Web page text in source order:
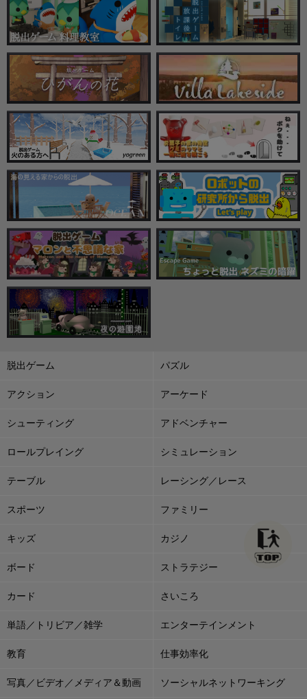
脱出ゲーム パズル
アクション アーケード
シューティング アドベンチャー
ロールプレイング シミュレーション
テーブル レーシング／レース
スポーツ ファミリー
キッズ カジノ
ボード ストラテジー
カード さいころ
単語／トリビア／雑学 エンターテインメント
教育 仕事効率化
写真／ビデオ／メディア＆動画 ソーシャルネットワーキング